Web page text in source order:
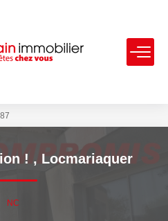
! , Locmariaquer
NC